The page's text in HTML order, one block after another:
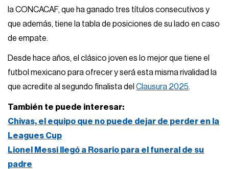
la CONCACAF, que ha ganado tres títulos consecutivos y
que además, tiene la tabla de posiciones de su lado en caso
de empate.
Desde hace años, el clásico joven es lo mejor que tiene el
futbol mexicano para ofrecer y será esta misma rivalidad la
que acredite al segundo finalista delClausura 2025.
También te puede interesar:
Chivas, el equipo que no puede dejar de perder en la
Leagues Cup
Lionel Messi llegó a Rosario para el funeral de su
padre